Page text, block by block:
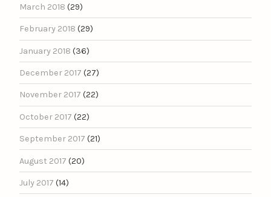
March 2018 (29)
February 2018 (29)
January 2018 (36)
December 2017 (27)
November 2017 (22)
October 2017 (22)
September 2017 (21)
August 2017 (20)
July 2017 (14)